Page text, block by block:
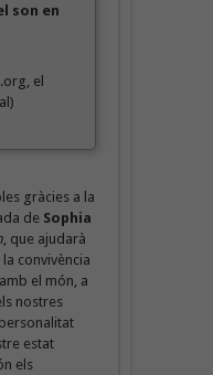
son en
el
gràcies a la
de Sophia
, que ajudarà
convivència
el món, a
nostres
estat
els